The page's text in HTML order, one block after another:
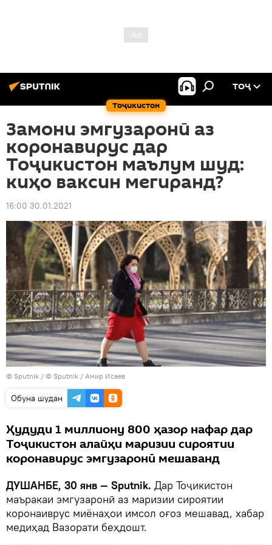
Тоҷикистон
ТОҶ
Замони эмгузаронӣ аз
коронавирус дар
Тоҷикистон маълум шуд:
киҳо ваксин мегиранд?
16:00 30.01.2021
© Sputnik / © Sputnik / Амир Исаев
Обуна шудан
Ҳудуди 1 миллиону 800 ҳазор нафар дар
Тоҷикистон алайҳи маризии сироятии
коронавирус эмгузаронӣ мешаванд
ДУШАНБЕ, 30 янв — Sputnik. Дар Тоҷикистон
маъракаи эмгузаронӣ аз маризии сироятии
коронаиврус миёнаҳои имсол оғоз мешавад, хабар
медиҳад Вазорати беҳдошт.